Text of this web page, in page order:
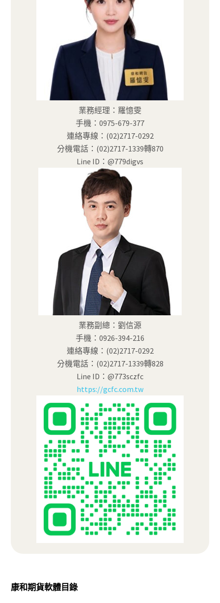
業務經理：羅憶雯
手機：0975-679-377
連絡專線：(02)2717-0292
分機電話：(02)2717-1339轉870
Line ID：@779digvs
業務副總：劉信源
手機：0926-394-216
連絡專線：(02)2717-0292
分機電話：(02)2717-1339轉828
Line ID：@773sczfc
https://gcfc.com.tw
康和期貨軟體目錄